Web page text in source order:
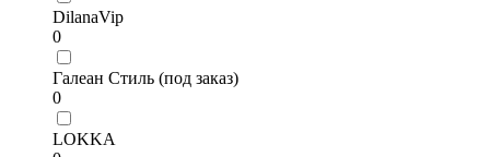
DilanaVip
0
Галеан Стиль (под заказ)
0
LOKKA